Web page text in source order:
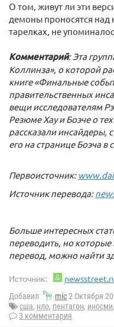
О том, живут ли эти
демоны проносятся
тарелках, не
Комментарий: Эта
Коллинза», о которой
книге «Финальные
правительственных
вещи исследователям
Резюме Хау и Боэче о
рассказали инсайдеры,
его на странице Боэча в
Первоисточник:
Источник перевода:
Больше интересных
переводить, но
перевод, можно найти
Источник:
Добавил mic2 Октября
сша, нло, пентагон, иносми,
3 комментария